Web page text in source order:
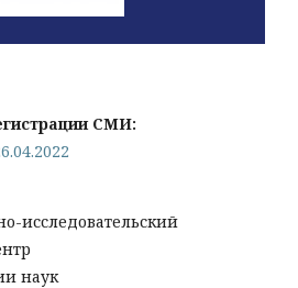
СМИ:
исследовательский
наук